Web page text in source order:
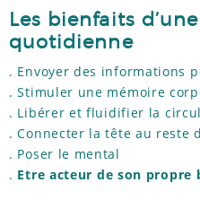
Les bienfaits
quotidienne
. Envoyer des informations
. Stimuler une mémoire
. Libérer et fluidifier la
. Connecter la tête au reste
. Poser le mental
. Etre acteur de son propre